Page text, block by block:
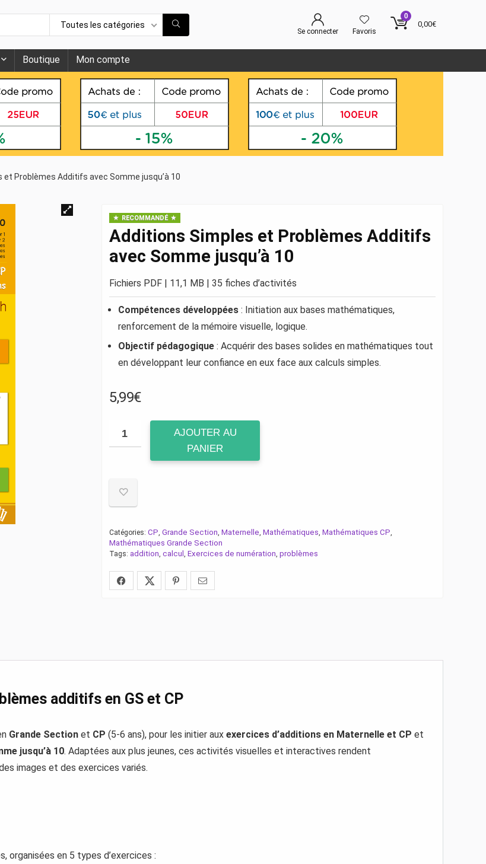
Toutes les catégories
Se connecter Favoris
0
0,00€
Boutique Mon compte
et Problèmes Additifs avec Somme jusqu’à 10
RECOMMANDÉ
Additions Simples et Problèmes Additifs
avec Somme jusqu’à 10
Fichiers PDF | 11,1 MB | 35 fiches d’activités
Compétences développées : Initiation aux bases mathématiques,
renforcement de la mémoire visuelle, logique.
Objectif pédagogique : Acquérir des bases solides en mathématiques tout
en développant leur confiance en eux face aux calculs simples.
5,99€
AJOUTER AU
PANIER
Catégories: CP, Grande Section, Maternelle, Mathématiques, Mathématiques CP,
Mathématiques Grande Section
Tags: addition, calcul , Exercices de numération, problèmes
additifs en GS et CP
Grande Section et CP (5-6 ans), pour les initier aux exercices d’additions en Maternelle et CP et
jusqu’à 10. Adaptées aux plus jeunes, ces activités visuelles et interactives rendent
images et des exercices variés.
organisées en 5 types d’exercices :